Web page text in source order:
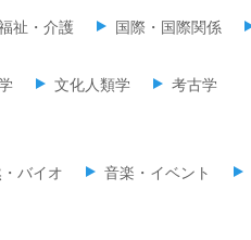
祉・介護 国際・国際関係
文化人類学 考古学
バイオ 音楽・イベント